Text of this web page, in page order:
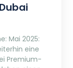
Mai 2025:
eine
Premium-